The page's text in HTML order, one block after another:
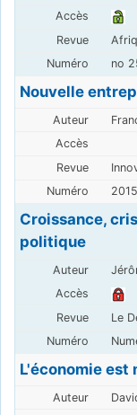
no
Nouvelle
2015
Croissance,
politique
Le
L'économie est